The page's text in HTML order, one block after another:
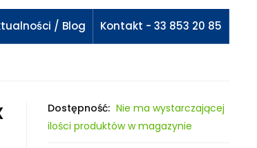
/ Blog Kontakt - 33 853 20 85
Dostępność: Nie ma wystarczającej
ilości produktów w magazynie